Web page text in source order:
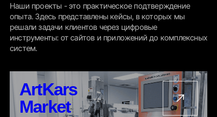
Наши проекты - это практическое подтверждение
опыта. Здесь представлены кейсы, в которых мы
решали задачи клиентов через цифровые
инструменты: от сайтов и приложений до комплексных
систем.
ArtKars
Market